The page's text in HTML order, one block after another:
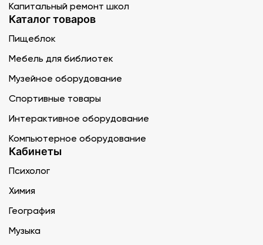
Капитальный ремонт школ
Каталог товаров
Пищеблок
Мебель для библиотек
Музейное оборудование
Спортивные товары
Интерактивное оборудование
Компьютерное оборудование
Кабинеты
Психолог
Химия
География
Музыка